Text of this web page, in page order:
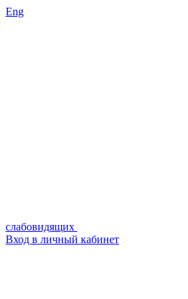
Eng
слабовидящих
Вход в личный кабинет